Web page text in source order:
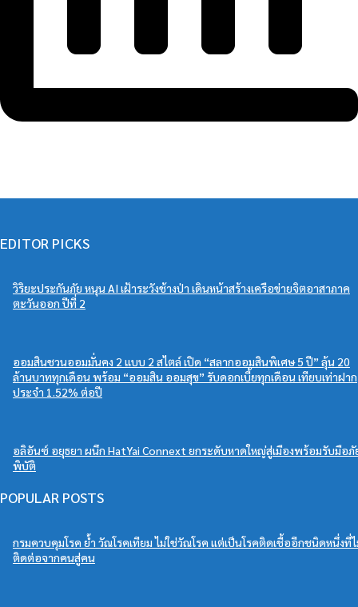
EDITOR PICKS
วิริยะประกันภัย หนุน AI เฝ้าระวังช้างป่า เดินหน้าสร้างเครือข่ายจิตอาสาภาค
ตะวันออก ปีที่ 2
ออมสินชวนออมมั่นคง 2 แบบ 2 สไตล์ เปิด “สลากออมสินพิเศษ 5 ปี” ลุ้น 20
ล้านบาททุกเดือน พร้อม “ออมสิน ออมสุข” รับดอกเบี้ยทุกเดือน เทียบเท่าฝาก
ประจำ 1.52% ต่อปี
อลิอันซ์ อยุธยา ผนึก HatYai Connext ยกระดับหาดใหญ่สู่เมืองพร้อมรับมือภั
พิบัติ
POPULAR POSTS
กรมควบคุมโรค ย้ำ วัณโรคเทียม ไม่ใช่วัณโรค แต่เป็นโรคติดเชื้ออีกชนิดหนึ่งที่
ติดต่อจากคนสู่คน